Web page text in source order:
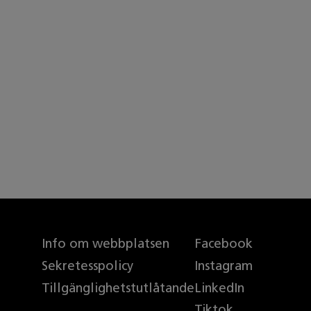
Info om webbplatsen
Sekretesspolicy
Tillgänglighetstutlåtande
Facebook
Instagram
LinkedIn